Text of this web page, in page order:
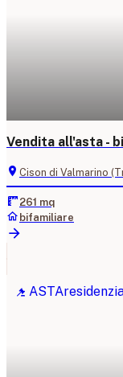
Vendita all'asta -
Cison di Valmarino
261 mq
bifamiliare
ASTA